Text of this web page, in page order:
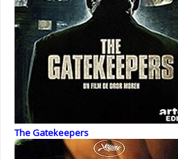
The Gatekeepers